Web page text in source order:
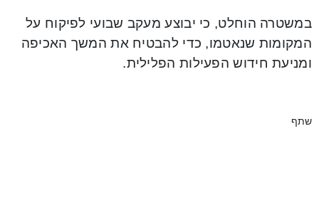
במשטרה הוחלט, כי יבוצע מעקב שבועי לפיקוח על
המקומות שנאטמו, כדי להבטיח את המשך האכיפה
ומניעת חידוש הפעילות הפלילית.
שתף